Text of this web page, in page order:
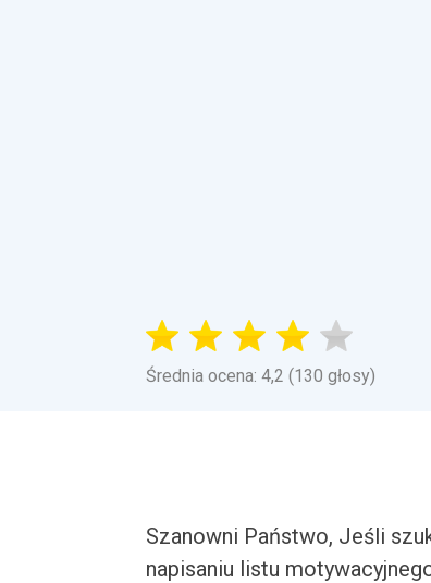
Średnia ocena: 4,2 (130 głosy)
Szanowni Państwo, Jeśli
napisaniu listu